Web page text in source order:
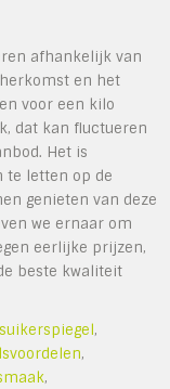
afhankelijk van
en het
voor een kilo
dat kan fluctueren
Het is
te letten op de
genieten van deze
we ernaar om
eerlijke prijzen,
beste kwaliteit
,
,
,